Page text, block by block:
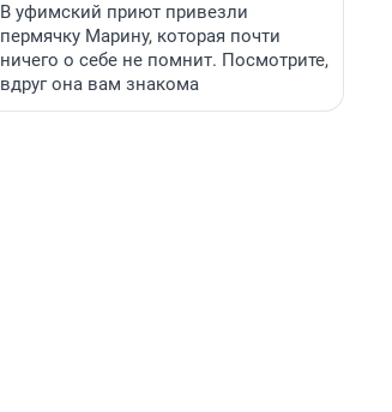
В уфимский приют привезли
пермячку Марину, которая почти
ничего о себе не помнит. Посмотрите,
вдруг она вам знакома